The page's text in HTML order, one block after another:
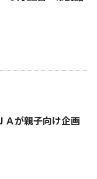
が親子向け企画